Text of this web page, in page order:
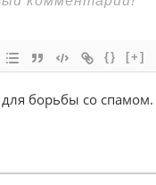
{} [+]
для борьбы со спамом.